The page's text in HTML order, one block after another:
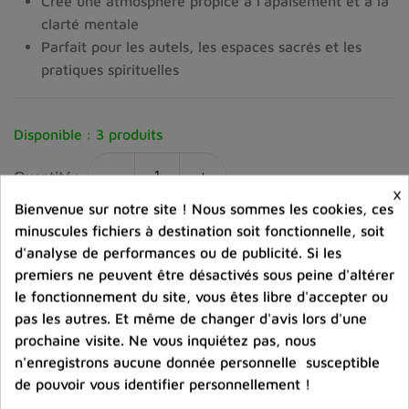
clarté mentale
Parfait pour les autels, les espaces sacrés et les
pratiques spirituelles
Disponible : 3 produits
Quantité : - +
Ajouter au panier favorite_border
Ajouter à la comparaison
help_outline Posez une question sur ce produit
×
Bienvenue sur notre site ! Nous sommes les cookies, ces
minuscules fichiers à destination soit fonctionnelle, soit
d'analyse de performances ou de publicité. Si les
premiers ne peuvent être désactivés sous peine d'altérer
le fonctionnement du site, vous êtes libre d'accepter ou
pas les autres. Et même de changer d'avis lors d'une
prochaine visite. Ne vous inquiétez pas, nous
n'enregistrons aucune donnée personnelle susceptible
de pouvoir vous identifier personnellement !